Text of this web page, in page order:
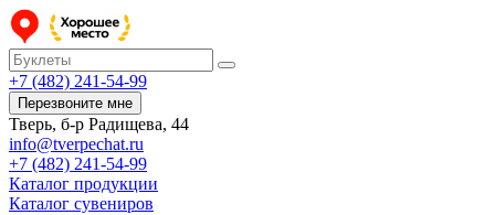
+7 (482) 241-54-99
Перезвоните мне
Тверь, б-р Радищева, 44
info@tverpechat.ru
+7 (482) 241-54-99
Каталог продукции
Каталог сувениров